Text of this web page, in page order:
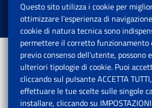
Istituto Nazionale
Tutti i diritti riservati.
Questo sito utilizza i cookie per
ottimizzare l’esperienza di
cookie di natura tecnica sono
permettere il corretto funzionamento
previo consenso dell’utente, possono
ulteriori tipologie di cookie. Puoi
cliccando sul pulsante ACCETTA
effettuare le tue scelte sulle singole
installare, cliccando su IMPOSTAZIONI